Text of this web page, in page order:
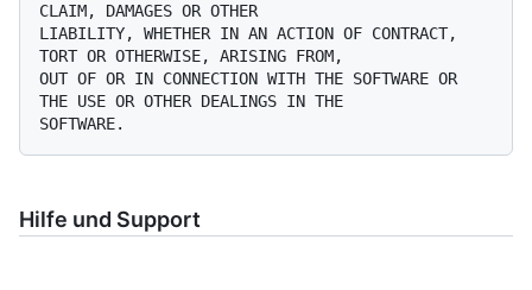
CLAIM, DAMAGES OR OTHER
LIABILITY, WHETHER IN AN ACTION OF CONTRACT,
TORT OR OTHERWISE, ARISING FROM,
OUT OF OR IN CONNECTION WITH THE SOFTWARE OR
THE USE OR OTHER DEALINGS IN THE
Hilfe und Support